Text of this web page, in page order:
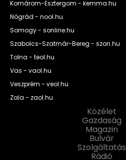
Komárom-Esztergom - kemma.hu
Nógrád - nool.hu
Somogy - sonline.hu
Szabolcs-Szatmár-Bereg - szon.hu
Tolna - teol.hu
Vas - vaol.hu
Veszprém - veol.hu
Zala - zaol.hu
Közélet
Gazdaság
Magazin
Bulvár
Szolgáltatás
Rádió